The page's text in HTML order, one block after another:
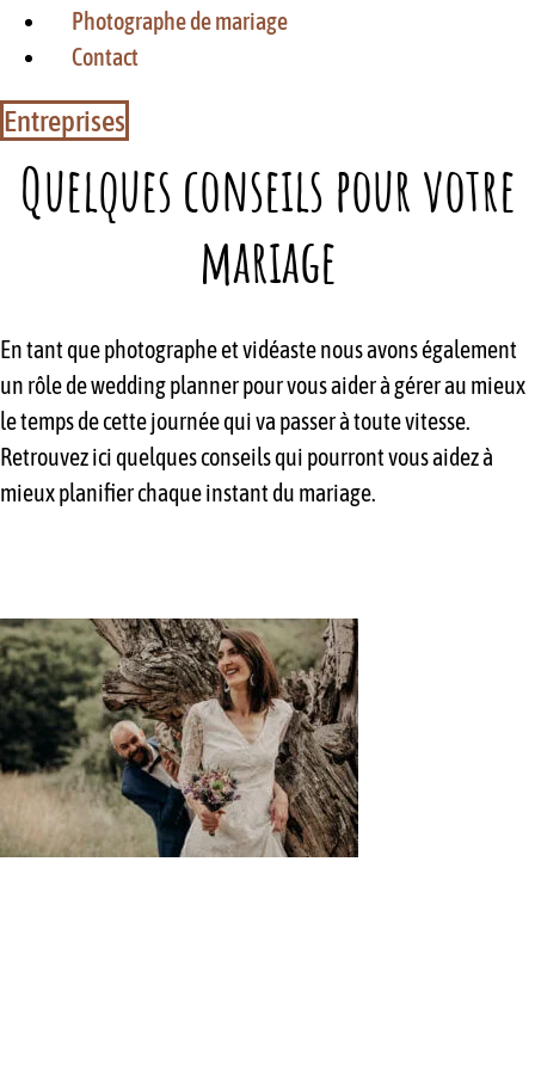
Photographe de mariage
Contact
Entreprises
Quelques conseils pour votre
mariage
En tant que photographe et vidéaste nous avons également
un rôle de wedding planner pour vous aider à gérer au mieux
le temps de cette journée qui va passer à toute vitesse.
Retrouvez ici quelques conseils qui pourront vous aidez à
mieux planifier chaque instant du mariage.